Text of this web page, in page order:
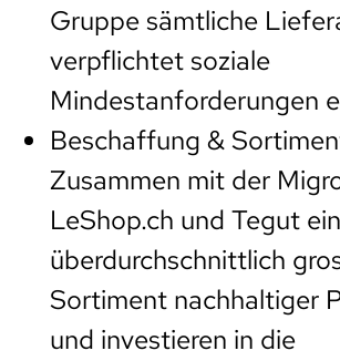
Gruppe sämtliche
verpflichtet soziale
Mindestanforderungen
Beschaffung &
Zusammen mit der
LeShop.ch und Tegut ein
überdurchschnittlich
Sortiment nachhaltiger
und investieren in die